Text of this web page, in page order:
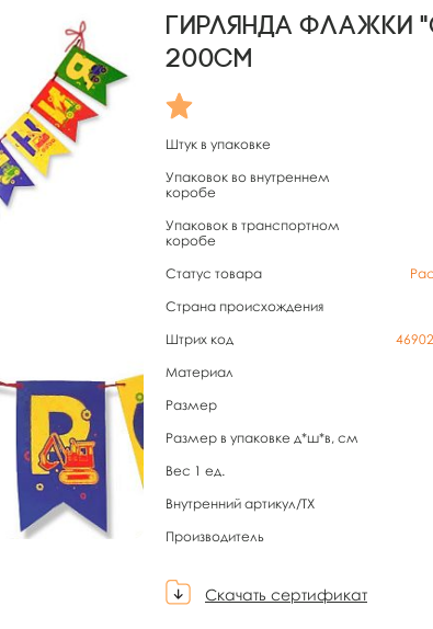
Гирлянда флажки
200см
Штук в упаковке
Упаковок во внутреннем
коробе
Упаковок в транспортном
коробе
Статус товара
Страна происхождения
Штрих код
Материал
Размер
Размер в упаковке д*ш*в, см
Вес 1 ед.
Внутренний артикул/TX
Производитель
Скачать сертификат